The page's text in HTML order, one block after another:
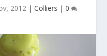
2012| Colliers | 0